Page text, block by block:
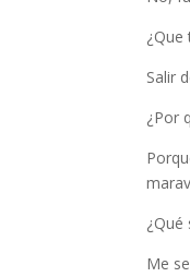
Salir
¿Por
¿Qué
Me